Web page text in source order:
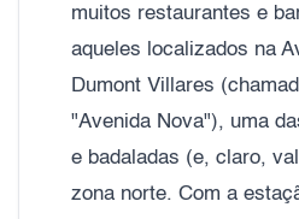
muitos restaurantes e
aqueles localizados na
Dumont Villares
"Avenida Nova"), uma
e badaladas (e, claro,
zona norte. Com a